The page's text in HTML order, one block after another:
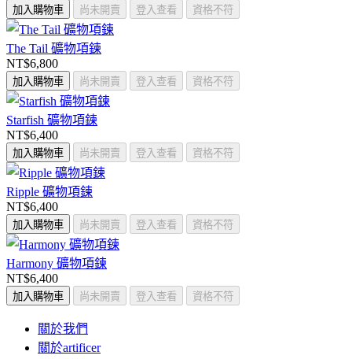
加入購物車 尚未開賣 登入查看 資格不符
The Tail 礦物項鍊
NT$6,800
加入購物車 尚未開賣 登入查看 資格不符
Starfish 礦物項鍊
NT$6,400
加入購物車 尚未開賣 登入查看 資格不符
Ripple 礦物項鍊
NT$6,400
加入購物車 尚未開賣 登入查看 資格不符
Harmony 礦物項鍊
NT$6,400
加入購物車 尚未開賣 登入查看 資格不符
關於我們
關於artificer